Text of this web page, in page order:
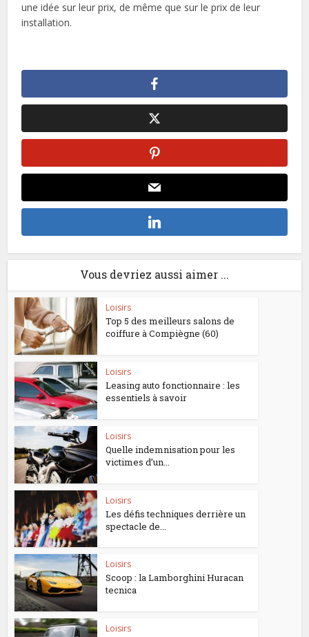
une idée sur leur prix, de même que sur le prix de leur
installation.
Vous devriez aussi aimer ...
Loisirs
Top 5 des meilleurs salons de
coiffure à Compiègne (60)
Loisirs
Leasing auto fonctionnaire : les
essentiels à savoir
Loisirs
Quelle indemnisation pour les
victimes d’un...
Loisirs
Les défis techniques derrière un
spectacle de...
Loisirs
Scoop : la Lamborghini Huracan
tecnica
Loisirs